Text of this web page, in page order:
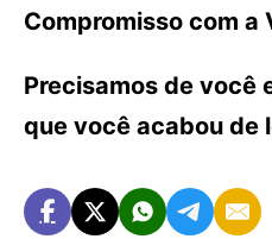
Compromisso com a
Precisamos de você
que você acabou de